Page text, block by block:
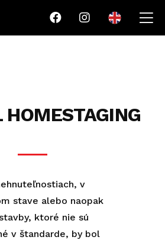
v
stave alebo naopak
ktoré nie sú
v štandarde, by bol